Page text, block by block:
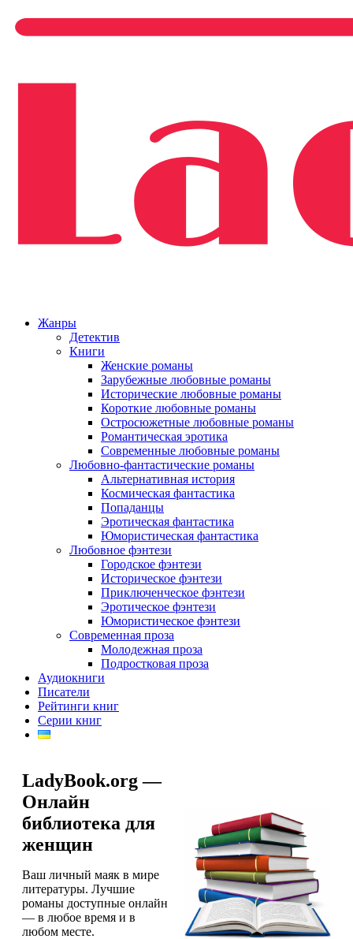
Жанры
Детектив
Книги
Женские романы
Зарубежные любовные романы
Исторические любовные романы
Короткие любовные романы
Остросюжетные любовные романы
Романтическая эротика
Современные любовные романы
Любовно-фантастические романы
Альтернативная история
Космическая фантастика
Попаданцы
Эротическая фантастика
Юмористическая фантастика
Любовное фэнтези
Городское фэнтези
Историческое фэнтези
Приключенческое фэнтези
Эротическое фэнтези
Юмористическое фэнтези
Современная проза
Молодежная проза
Подростковая проза
Аудиокниги
Писатели
Рейтинги книг
Серии книг
LadyBook.org —
Онлайн
библиотека для
женщин
Ваш личный маяк в мире
литературы. Лучшие
романы доступные онлайн
— в любое время и в
любом месте.